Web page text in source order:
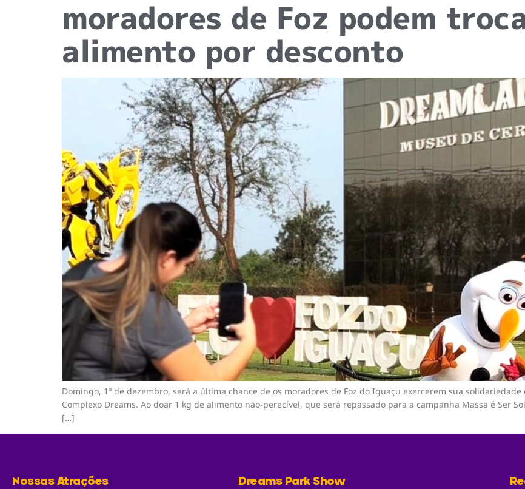
moradores de Foz podem
alimento por desconto
Domingo, 1º de dezembro, será a última chance de os moradores de Foz do Iguaçu exercerem sua
Complexo Dreams. Ao doar 1 kg de alimento não-perecível, que será repassado para a campanha Massa é Ser
[…]
Nossas Atrações Dreams Park Show